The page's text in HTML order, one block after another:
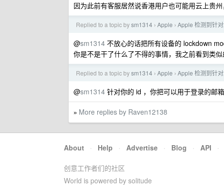
因为此前有客服居然说香港用户也可能用云上贵
Replied to a topic bysm1314 › Apple › Apple 检测到针
@sm1314 不放心的话把所有设备的 lockdown
你是不是干了什么了不得的事情，我之前看到类
Replied to a topic bysm1314 › Apple › Apple 检测到针
@sm1314 针对你的 id ，你把可以用于登录的邮
» More replies by Raven12138
About · Help · Advertise · Blog · API ·
创意工作者们的社区
World is powered by solitude